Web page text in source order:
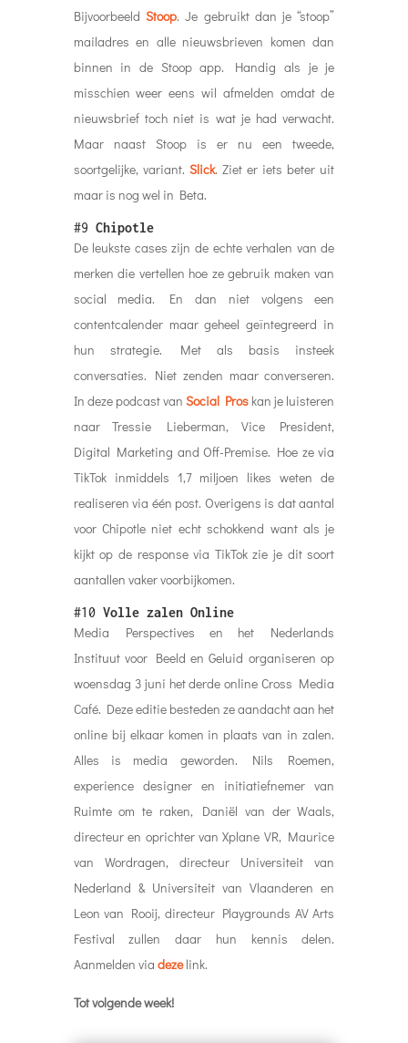
Bijvoorbeeld Stoop. Je gebruikt dan je “stoop”
mailadres en alle nieuwsbrieven komen dan
binnen in de Stoop app. Handig als je je
misschien weer eens wil afmelden omdat de
nieuwsbrief toch niet is wat je had verwacht.
Maar naast Stoop is er nu een tweede,
soortgelijke, variant. Slick. Ziet er iets beter uit
maar is nog wel in Beta.
#9 Chipotle
De leukste cases zijn de echte verhalen van de
merken die vertellen hoe ze gebruik maken van
social media. En dan niet volgens een
contentcalender maar geheel geïntegreerd in
hun strategie. Met als basis insteek
conversaties. Niet zenden maar converseren.
In deze podcast van Social Pros kan je luisteren
naar Tressie Lieberman, Vice President,
Digital Marketing and Off-Premise. Hoe ze via
TikTok inmiddels 1,7 miljoen likes weten de
realiseren via één post. Overigens is dat aantal
voor Chipotle niet echt schokkend want als je
kijkt op de response via TikTok zie je dit soort
aantallen vaker voorbijkomen.
#10 Volle zalen Online
Media Perspectives en het Nederlands
Instituut voor Beeld en Geluid organiseren op
woensdag 3 juni het derde online Cross Media
Café. Deze editie besteden ze aandacht aan het
online bij elkaar komen in plaats van in zalen.
Alles is media geworden. Nils Roemen,
experience designer en initiatiefnemer van
Ruimte om te raken, Daniël van der Waals,
directeur en oprichter van Xplane VR, Maurice
van Wordragen, directeur Universiteit van
Nederland & Universiteit van Vlaanderen en
Leon van Rooij, directeur Playgrounds AV Arts
Festival zullen daar hun kennis delen.
Aanmelden via dezelink.
Tot volgende week!